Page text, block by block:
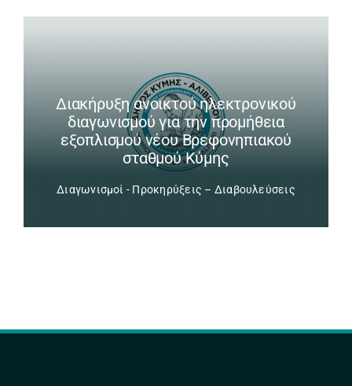
Διακήρυξη ανοικτού ηλεκτρονικού
διαγωνισμού για την προμήθεια
εξοπλισμού νέου Βρεφονηπιακού
σταθμού Κύμης
Διαγωνισμοί - Προκηρύξεις – Διαβουλεύσεις